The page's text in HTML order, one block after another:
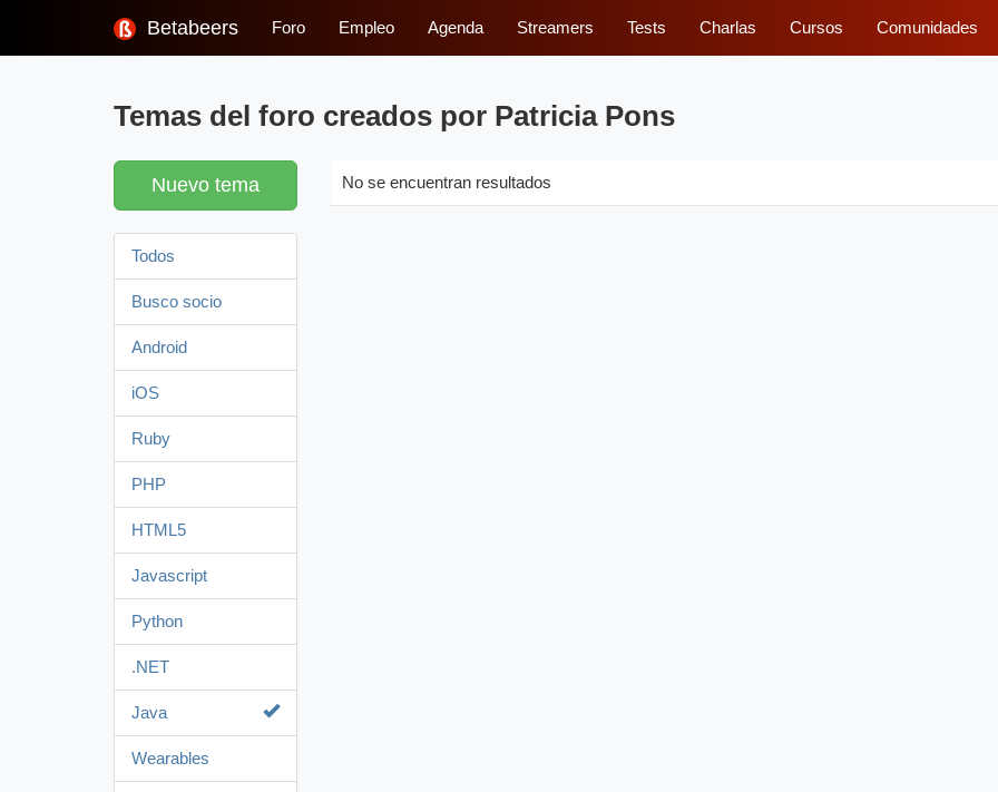
Betabeers Foro Empleo Agenda Streamers Tests Charlas Cursos Comunidades
Temas del foro creados por Patricia Pons
Nuevo tema
Todos
Busco socio
Android
iOS
Ruby
PHP
HTML5
Javascript
Python
.NET
Java
Wearables
No se encuentran resultados